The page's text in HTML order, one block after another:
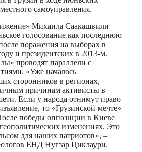
самоуправления.
Михаила Саакашвили
голосование как последнюю
поражения на выборах в
и президентских в 2013-м.
проводят параллели с
«Уже началось
сторонников в регионах,
причинам активисты в
Если у народа отнимут право
то «Грузинской мечте»
победы оппозиции в Киеве
изменениях. Это
для наших патриотов», –
ЕНД Нугзар Циклаури.